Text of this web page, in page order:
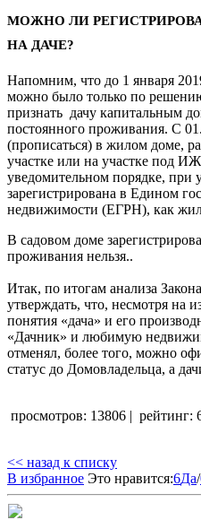
МОЖНО ЛИ
НА ДАЧЕ?
Напомним, что до 1 января
можно было только по
признать дачу капитальным
постоянного проживания. С
(прописаться) в жилом доме,
участке или на участке под
уведомительном порядке, при
зарегистрирована в Едином
недвижимости (ЕГРН), как
В садовом доме
проживания нельзя..
Итак, по итогам анализа
утверждать, что, несмотря на
понятия «дача» и его
«Дачник» и любимую
отменял, более того, можно
статус до Домовладельца, а
просмотров: 13806 | рейтинг:
<< назад к списку
В избранное Это нравится:6Да/